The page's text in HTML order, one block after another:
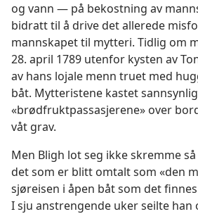
og vann — på bekostning av
bidratt til å drive det allerede
mannskapet til mytteri. Tidlig om
28. april 1789 utenfor kysten av
av hans lojale menn truet med
båt. Mytteristene kastet
«brødfruktpassasjerene» over
våt grav.
Men Bligh lot seg ikke skremme
det som er blitt omtalt som «den
sjøreisen i åpen båt som det
I sju anstrengende uker seilte han